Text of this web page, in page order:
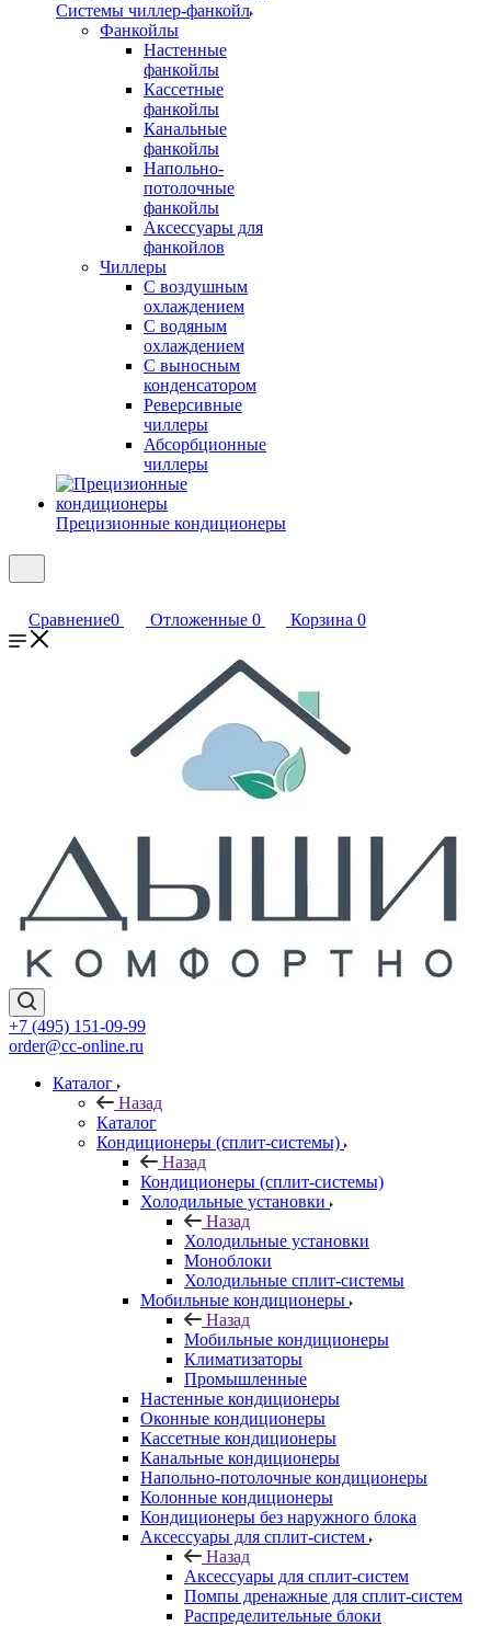
Системы чиллер-фанкойл
Фанкойлы
Настенные
фанкойлы
Кассетные
фанкойлы
Канальные
фанкойлы
Напольно-
потолочные
фанкойлы
Аксессуары для
фанкойлов
Чиллеры
С воздушным
охлаждением
С водяным
охлаждением
С выносным
конденсатором
Реверсивные
чиллеры
Абсорбционные
чиллеры
Прецизионные кондиционеры
Сравнение0 Отложенные 0 Корзина 0
+7 (495) 151-09-99
order@cc-online.ru
Каталог
Назад
Каталог
Кондиционеры (сплит-системы)
Назад
Кондиционеры (сплит-системы)
Холодильные установки
Назад
Холодильные установки
Моноблоки
Холодильные сплит-системы
Мобильные кондиционеры
Назад
Мобильные кондиционеры
Климатизаторы
Промышленные
Настенные кондиционеры
Оконные кондиционеры
Кассетные кондиционеры
Канальные кондиционеры
Напольно-потолочные кондиционеры
Колонные кондиционеры
Кондиционеры без наружного блока
Аксессуары для сплит-систем
Назад
Аксессуары для сплит-систем
Помпы дренажные для сплит-систем
Распределительные блоки